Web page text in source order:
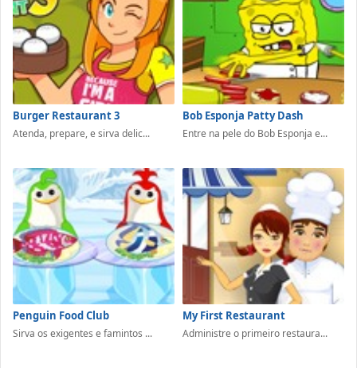
Burger Restaurant 3
Atenda, prepare, e sirva delic...
Bob Esponja Patty Dash
Entre na pele do Bob Esponja e...
Penguin Food Club
Sirva os exigentes e famintos ...
My First Restaurant
Administre o primeiro restaura...